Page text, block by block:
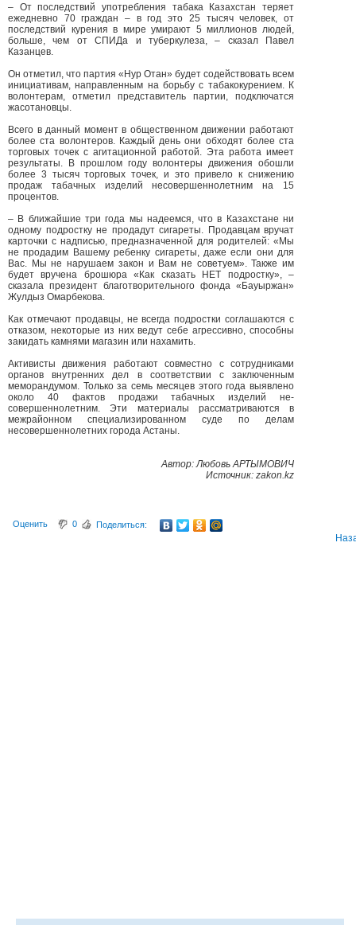
– От последствий употребления табака Казахстан теряет
ежедневно 70 граждан – в год это 25 тысяч человек, от
последствий курения в мире умирают 5 миллионов людей,
больше, чем от СПИДа и туберкулеза, – сказал Павел
Казанцев.
Он отметил, что партия «Нур Отан» будет содействовать всем
инициативам, направленным на борьбу с табакокурением. К
волонтерам, отметил представитель партии, подключатся
жасотановцы.
Всего в данный момент в общественном движении работают
более ста волонтеров. Каждый день они обходят более ста
торговых точек с агитационной работой. Эта работа имеет
результаты. В прошлом году волонтеры движения обошли
более 3 тысяч торговых точек, и это привело к снижению
продаж табачных изделий несовершеннолетним на 15
процентов.
– В ближайшие три года мы надеемся, что в Казахстане ни
одному подростку не продадут сигареты. Продавцам вручат
карточки с надписью, предназначенной для родителей: «Мы
не продадим Вашему ребенку сигареты, даже если они для
Вас. Мы не нарушаем закон и Вам не советуем». Также им
будет вручена брошюра «Как сказать НЕТ подростку», –
сказала президент благотворительного фонда «Бауыржан»
Жулдыз Омарбекова.
Как отмечают продавцы, не всегда подростки соглашаются с
отказом, некоторые из них ведут себе агрессивно, способны
закидать камнями магазин или нахамить.
Активисты движения работают совместно с сотрудниками
органов внутренних дел в соответствии с заключенным
меморандумом. Только за семь месяцев этого года выявлено
около 40 фактов продажи табачных изделий не-
совершеннолетним. Эти материалы рассматриваются в
межрайонном специализированном суде по делам
несовершеннолетних города Астаны.
Автор: Любовь АРТЫМОВИЧ
Источник: zakon.kz
Оценить 0 Поделиться: